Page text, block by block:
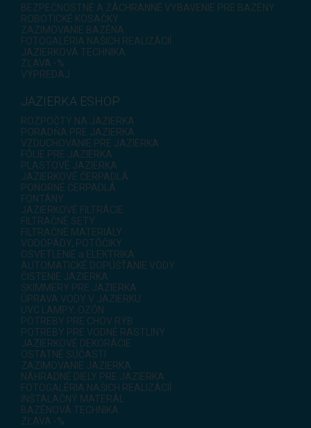
BEZPEČNOSTNÉ A ZÁCHRANNÉ VYBAVENIE PRE BAZÉNY
ROBOTICKÉ KOSAČKY
ZAZIMOVANIE BAZÉNA
FOTOGALÉRIA NAŠICH REALIZÁCIÍ
JAZIERKOVÁ TECHNIKA
ZĽAVA -%
VÝPREDAJ
JAZIERKA ESHOP
ROZPOČTY NA JAZIERKA
PORADŇA PRE JAZIERKA
VZDUCHOVANIE PRE JAZIERKA
FÓLIE PRE JAZIERKA
PLASTOVÉ JAZIERKA
JAZIERKOVÉ ČERPADLÁ
PONORNÉ ČERPADLÁ
FONTÁNY
JAZIERKOVÉ FILTRÁCIE
FILTRAČNÉ SETY
FILTRAČNÉ MATERIÁLY
VODOPÁDY, POTÔČIKY
OSVETLENIE a ELEKTRIKA
AUTOMATICKÉ DOPÚŠŤANIE VODY
ČISTENIE JAZIERKA
SKIMMERY PRE JAZIERKA
ÚPRAVA VODY V JAZIERKU
UVC LAMPY, OZÓN
POTREBY PRE CHOV RÝB
POTREBY PRE VODNÉ RASTLINY
JAZIERKOVÉ DEKORÁCIE
OSTATNÉ SÚČASTI
ZAZIMOVANIE JAZIERKA
NÁHRADNÉ DIELY PRE JAZIERKA
FOTOGALÉRIA NAŠICH REALIZÁCIÍ
INŠTALAČNÝ MATERÁL
BAZÉNOVÁ TECHNIKA
ZĽAVA -%